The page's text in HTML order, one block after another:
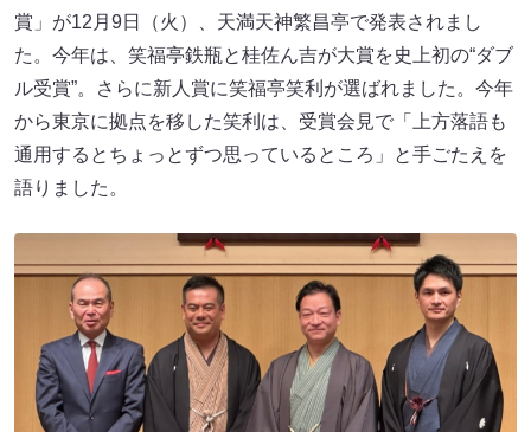
賞」が12月9日（火）、天満天神繁昌亭で発表されまし
た。今年は、笑福亭鉄瓶と桂佐ん吉が大賞を史上初の“ダブ
ル受賞”。さらに新人賞に笑福亭笑利が選ばれました。今年
から東京に拠点を移した笑利は、受賞会見で「上方落語も
通用するとちょっとずつ思っているところ」と手ごたえを
語りました。